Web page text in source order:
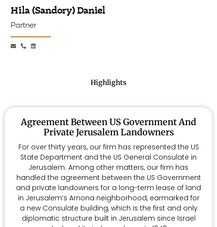
Hila (Sandory) Daniel
Partner
Highlights
Agreement Between US Government And
Private Jerusalem Landowners
For over thirty years, our firm has represented the US
State Department and the US General Consulate in
Jerusalem. Among other matters, our firm has
handled the agreement between the US Government
and private landowners for a long-term lease of land
in Jerusalem’s Arnona neighborhood, earmarked for
a new Consulate building, which is the first and only
diplomatic structure built in Jerusalem since Israel